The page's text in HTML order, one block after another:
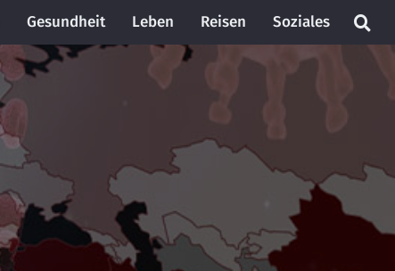
Gesundheit Leben Reisen Soziales